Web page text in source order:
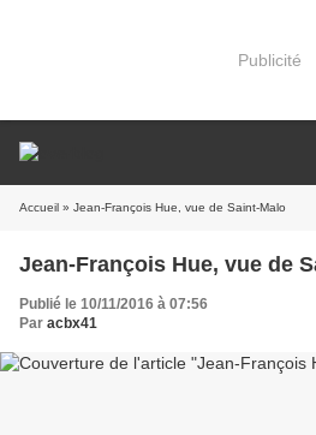
Publicité
Accueil » Jean-François Hue, vue de Saint-Malo
Jean-François Hue, vue de
Publié le 10/11/2016 à 07:56
Par acbx41